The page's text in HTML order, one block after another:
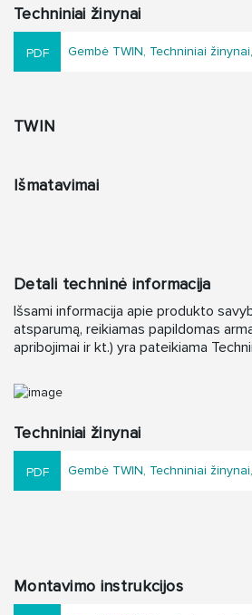
Techniniai žinynai
Gembė TWIN, Techniniai
TWIN
Išmatavimai
Detali techninė informacija
Išsami informacija apie produkto
atsparumą, reikiamas papildomas
apribojimai ir kt.) yra pateikiama
Techniniai žinynai
Gembė TWIN, Techniniai
Montavimo instrukcijos